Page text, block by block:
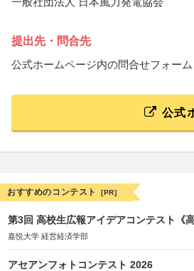
提出先・問合先
公式ホームページ内の問合せフォーム
公式
おすすめのコンテスト [PR]
第3回 高校生広報アイデアコンテスト《
嘉悦大学 経営経済学部
アセアンフォトコンテスト 2026